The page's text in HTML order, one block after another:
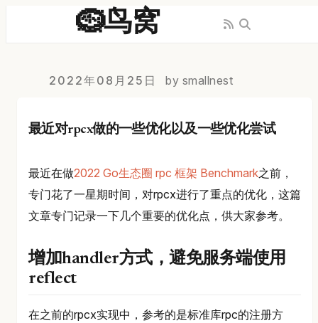
🪹鸟窝
2022年08月25日 by smallnest
最近对rpcx做的一些优化以及一些优化尝试
最近在做2022 Go生态圈 rpc 框架 Benchmark之前，
专门花了一星期时间，对rpcx进行了重点的优化，这篇
文章专门记录一下几个重要的优化点，供大家参考。
增加handler方式，避免服务端使用
reflect
在之前的rpcx实现中，参考的是标准库rpc的注册方